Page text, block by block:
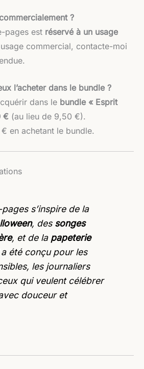
?
pages est réservé à un usage
commercial, contacte-moi
l’acheter dans le bundle ?
dans le bundle « Esprit
€ (au lieu de 9,50 €).
en achetant le bundle.
s’inspire de la
, des songes
, et de la papeterie
été conçu pour les
les journaliers
qui veulent célébrer
douceur et